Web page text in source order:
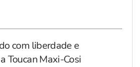
com liberdade e
Toucan Maxi-Cosi